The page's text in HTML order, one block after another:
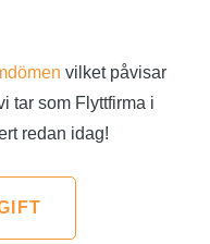
vilket påvisar
tar som Flyttfirma i
redan idag!